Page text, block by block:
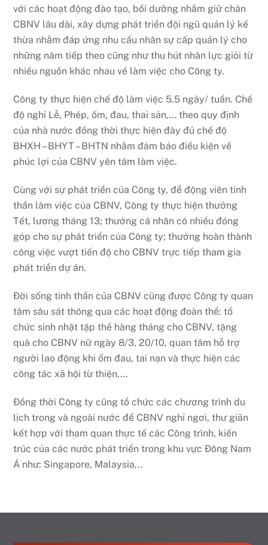
với các hoạt động đào tạo, bồi dưỡng nhằm giữ chân
CBNV lâu dài, xây dựng phát triển đội ngũ quản lý kế
thừa nhằm đáp ứng nhu cầu nhân sự cấp quản lý cho
những năm tiếp theo cũng như thu hút nhân lực giỏi từ
nhiều nguồn khác nhau về làm việc cho Công ty.
Công ty thực hiện chế độ làm việc 5.5 ngày/ tuần. Chế
độ nghỉ Lễ, Phép, ốm, đau, thai sản,… theo quy định
của nhà nước đồng thời thực hiện đày đủ chế độ
BHXH – BHYT – BHTN nhằm đảm bảo điều kiện về
phúc lợi của CBNV yên tâm làm việc.
Cùng với sự phát triển của Công ty, để động viên tinh
thần làm việc của CBNV, Công ty thực hiện thưởng
Tết, lương tháng 13; thưởng cá nhân có nhiều đóng
góp cho sự phát triển của Công ty; thưởng hoàn thành
công việc vượt tiến độ cho CBNV trực tiếp tham gia
phát triển dự án.
Đời sống tinh thần của CBNV cũng được Công ty quan
tâm sâu sát thông qua các hoạt động đoàn thể: tổ
chức sinh nhật tập thể hàng tháng cho CBNV, tặng
quà cho CBNV nữ ngày 8/3, 20/10, quan tâm hỗ trợ
người lao động khi ốm đau, tai nạn và thực hiện các
công tác xã hội từ thiện,…
Đồng thời Công ty cũng tổ chức các chương trình du
lịch trong và ngoài nước để CBNV nghỉ ngơi, thư giãn
kết hợp với tham quan thực tế các Công trình, kiến
trúc của các nước phát triển trong khu vực Đông Nam
Á như: Singapore, Malaysia,..